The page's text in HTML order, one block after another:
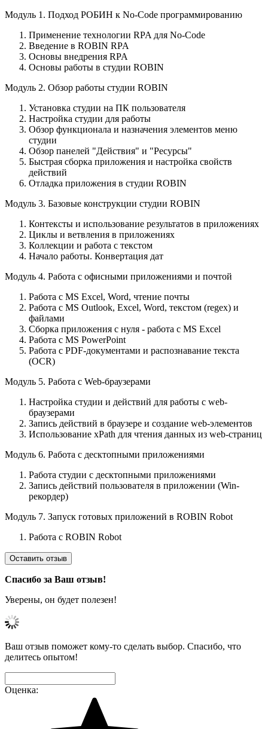
Модуль 1. Подход РОБИН к No-Code программированию
Применение технологии RPA для No-Code
Введение в ROBIN RPA
Основы внедрения RPA
Основы работы в студии ROBIN
Модуль 2. Обзор работы студии ROBIN
Установка студии на ПК пользователя
Настройка студии для работы
Обзор функционала и назначения элементов меню
студии
Обзор панелей "Действия" и "Ресурсы"
Быстрая сборка приложения и настройка свойств
действий
Отладка приложения в студии ROBIN
Модуль 3. Базовые конструкции студии ROBIN
Контексты и использование результатов в приложениях
Циклы и ветвления в приложениях
Коллекции и работа с текстом
Начало работы. Конвертация дат
Модуль 4. Работа с офисными приложениями и почтой
Работа с MS Excel, Word, чтение почты
Работа с MS Outlook, Excel, Word, текстом (regex) и
файлами
Сборка приложения с нуля - работа с MS Excel
Работа с MS PowerPoint
Работа с PDF-документами и распознавание текста
(OCR)
Модуль 5. Работа с Web-браузерами
Настройка студии и действий для работы с web-
браузерами
Запись действий в браузере и создание web-элементов
Использование xPath для чтения данных из web-страниц
Модуль 6. Работа с десктопными приложениями
Работа студии с десктопными приложениями
Запись действий пользователя в приложении (Win-
рекордер)
Модуль 7. Запуск готовых приложений в ROBIN Robot
Работа с ROBIN Robot
Оставить отзыв
Спасибо за Ваш отзыв!
Уверены, он будет полезен!
Ваш отзыв поможет кому-то сделать выбор. Спасибо, что
делитесь опытом!
Оценка: